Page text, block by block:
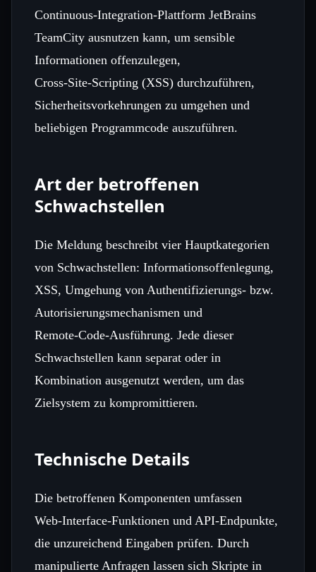
Continuous‑Integration‑Plattform JetBrains
TeamCity ausnutzen kann, um sensible
Informationen offenzulegen,
Cross‑Site‑Scripting (XSS) durchzuführen,
Sicherheitsvorkehrungen zu umgehen und
beliebigen Programmcode auszuführen.
Art der betroffenen
Schwachstellen
Die Meldung beschreibt vier Hauptkategorien
von Schwachstellen: Informationsoffenlegung,
XSS, Umgehung von Authentifizierungs‑ bzw.
Autorisierungsmechanismen und
Remote‑Code‑Ausführung. Jede dieser
Schwachstellen kann separat oder in
Kombination ausgenutzt werden, um das
Zielsystem zu kompromittieren.
Technische Details
Die betroffenen Komponenten umfassen
Web‑Interface‑Funktionen und API‑Endpunkte,
die unzureichend Eingaben prüfen. Durch
manipulierte Anfragen lassen sich Skripte in